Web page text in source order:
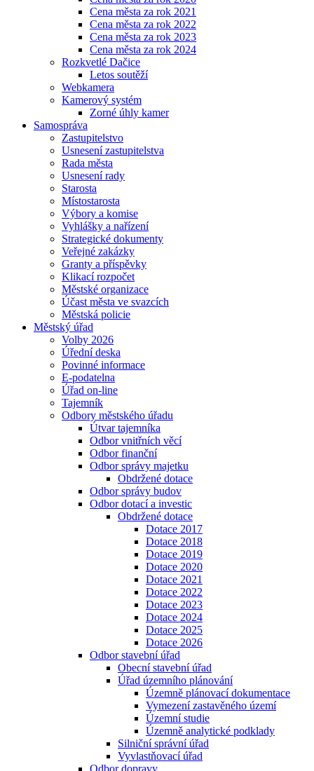
Cena města za rok 2021
Cena města za rok 2022
Cena města za rok 2023
Cena města za rok 2024
Rozkvetlé Dačice
Letos soutěží
Webkamera
Kamerový systém
Zorné úhly kamer
Samospráva
Zastupitelstvo
Usnesení zastupitelstva
Rada města
Usnesení rady
Starosta
Místostarosta
Výbory a komise
Vyhlášky a nařízení
Strategické dokumenty
Veřejné zakázky
Granty a příspěvky
Klikací rozpočet
Městské organizace
Účast města ve svazcích
Městská policie
Městský úřad
Volby 2026
Úřední deska
Povinné informace
E-podatelna
Úřad on-line
Tajemník
Odbory městského úřadu
Útvar tajemníka
Odbor vnitřních věcí
Odbor finanční
Odbor správy majetku
Obdržené dotace
Odbor správy budov
Odbor dotací a investic
Obdržené dotace
Dotace 2017
Dotace 2018
Dotace 2019
Dotace 2020
Dotace 2021
Dotace 2022
Dotace 2023
Dotace 2024
Dotace 2025
Dotace 2026
Odbor stavební úřad
Obecní stavební úřad
Úřad územního plánování
Územně plánovací dokumentace
Vymezení zastavěného území
Územní studie
Územně analytické podklady
Silniční správní úřad
Vyvlastňovací úřad
Odbor dopravy